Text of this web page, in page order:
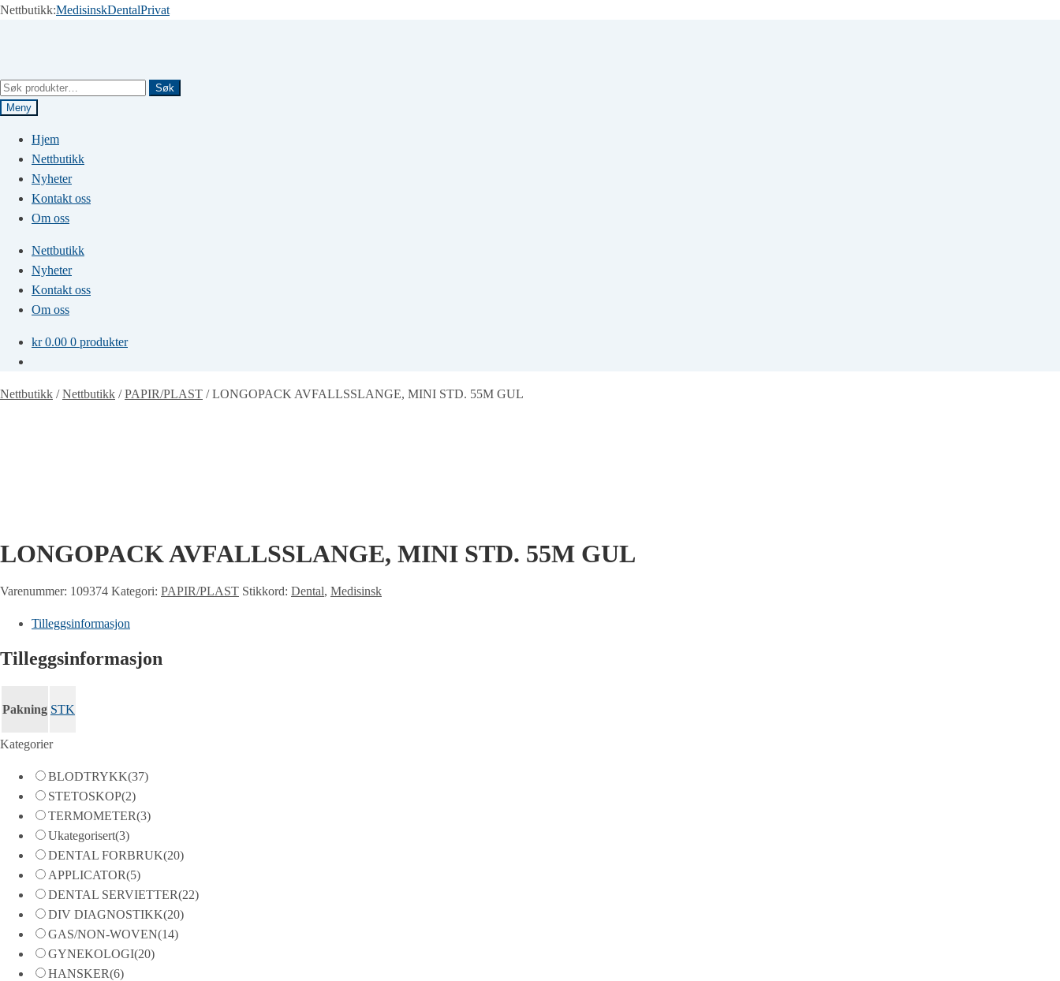
Nettbutikk:MedisinskDentalPrivat
Søk
etter:
Søk
Meny
Hjem
Nettbutikk
Nyheter
Kontakt oss
Om oss
Nettbutikk
Nyheter
Kontakt oss
Om oss
kr0.00 0 produkter
Nettbutikk /Nettbutikk /PAPIR/PLAST /LONGOPACK AVFALLSSLANGE, MINI STD. 55M GUL
LONGOPACK AVFALLSSLANGE, MINI STD. 55M GUL
Varenummer: 109374 Kategori: PAPIR/PLAST Stikkord: Dental, Medisinsk
Tilleggsinformasjon
Tilleggsinformasjon
Pakning STK
Kategorier
BLODTRYKK(37)
STETOSKOP(2)
TERMOMETER(3)
Ukategorisert(3)
DENTAL FORBRUK(20)
APPLICATOR(5)
DENTAL SERVIETTER(22)
DIV DIAGNOSTIKK(20)
GAS/NON-WOVEN(14)
GYNEKOLOGI(20)
HANSKER(6)